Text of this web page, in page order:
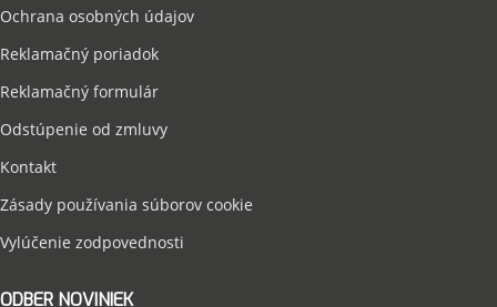
Ochrana osobných údajov
Reklamačný poriadok
Reklamačný formulár
Odstúpenie od zmluvy
Kontakt
Zásady používania súborov cookie
Vylúčenie zodpovednosti
ODBER NOVINIEK